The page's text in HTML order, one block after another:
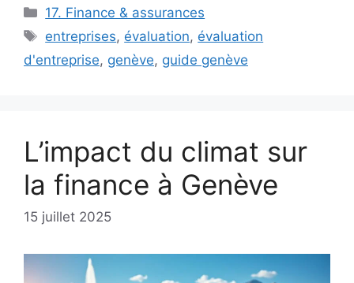
Catégories
17. Finance & assurances
Étiquettes
entreprises, évaluation, évaluation
d'entreprise, genève, guide genève
L’impact du climat sur
la finance à Genève
15 juillet 2025